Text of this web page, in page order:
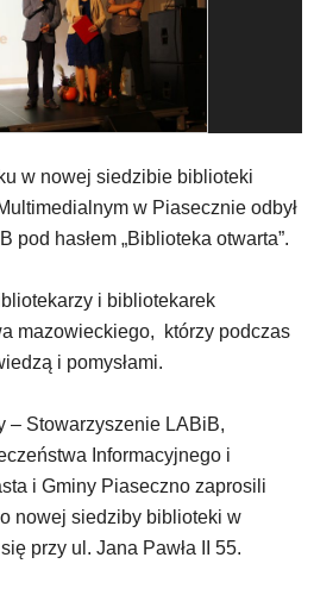
w nowej siedzibie biblioteki
w Piasecznie odbył
pod hasłem „Biblioteka otwarta”.
i bibliotekarek
mazowieckiego, którzy podczas
i pomysłami.
– Stowarzyszenie LABiB,
Informacyjnego i
i Gminy Piaseczno zaprosili
nowej siedziby biblioteki w
przy ul. Jana Pawła II 55.